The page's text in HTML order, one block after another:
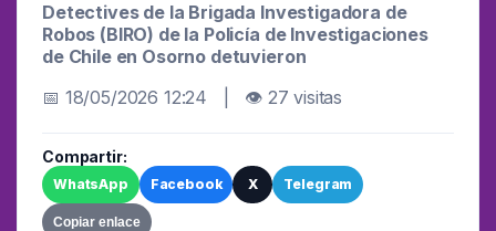
Detectives de la Brigada Investigadora de
Robos (BIRO) de la Policía de Investigaciones
de Chile en Osorno detuvieron
📅 18/05/2026 12:24 | 👁 27 visitas
Compartir:
WhatsApp Facebook X Telegram
Copiar enlace